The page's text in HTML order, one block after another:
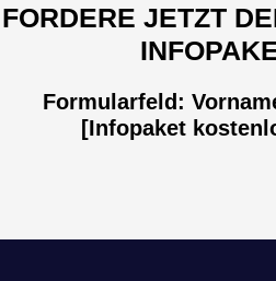
FORDERE JETZT
Formularfeld:
[Infopaket